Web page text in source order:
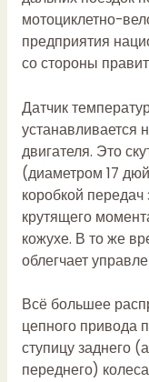
мотоциклетно-
предприятия
со стороны
Датчик
устанавливается
двигателя. Это
(диаметром 17
коробкой
крутящего
кожухе. В то же
облегчает
Всё большее
цепного привода
ступицу заднего
переднего)